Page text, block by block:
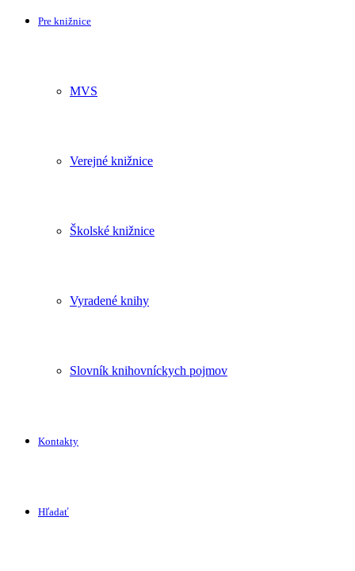
Pre knižnice
MVS
Verejné knižnice
Školské knižnice
Vyradené knihy
Slovník knihovníckych pojmov
Kontakty
Hľadať